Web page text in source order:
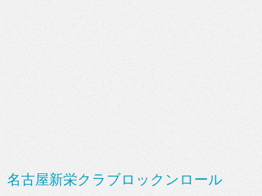
名古屋新栄クラブロックンロール